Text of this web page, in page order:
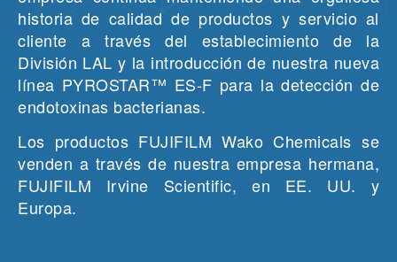
historia de calidad de productos y servicio al
cliente a través del establecimiento de la
División LAL y la introducción de nuestra nueva
línea PYROSTAR™ ES-F para la detección de
endotoxinas bacterianas.
Los productos FUJIFILM Wako Chemicals se
venden a través de nuestra empresa hermana,
FUJIFILM Irvine Scientific, en EE. UU. y
Europa.